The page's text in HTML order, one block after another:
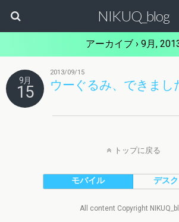
NIKUQ_blog
アーカイブ › 9月,
9月
15
2013/09/15
ウーぐるみ、できまし
トップに戻る
モバイル デス
All content Copyright